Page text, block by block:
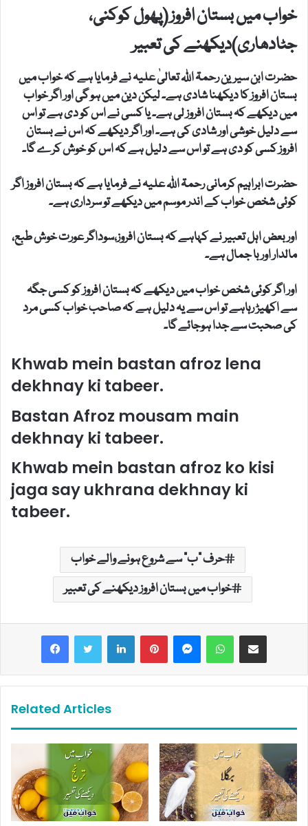
خواب میں بستان افروز (پھول کوکنی،
جٹادھاری)دیکھنے کی تعبیر
حضرت ابن سیرین رحمۃ اللہ تعالیٰ علیہ نے فرمایا ہے کہ خواب میں
بستان افروز کا دیکھنا شادی ہے۔ لیکن دین میں ہو گی اور اگر خواب
میں دیکھے کہ بستان افروز لی ہے۔ یا کسی نے اس کو دی ہے تو اس
سے دلیل خوشی اور شادی کی ہے۔ اور اگر دیکھے کہ اس نے بستان
افروز کسی کو دی ہے تو اس سے دلیل ہے کہ اس کو خوش کرے گا۔
حضرت ابراہیم کرمانی رحمۃ اللہ علیہ نے فرمایا ہے کہ بستان افروز اگر
کوئی شخص خواب کے اندر موسم میں دیکھے تو سرداری ہے۔
اور بعض اہل تعبیر نے کہاہے کہ بستان افروز،سوداگر عورت خوش طبع،
مالدار اور با جمال ہے۔
اور اگر کوئی شخص خواب میں دیکھے کہ بستان افروز کو کسی جگہ
سے اکھیڑ رہاہے تو اس سے یہ دلیل ہے کہ صاحب خواب کسی مرد
کی صحبت سے جدا ہوجائے گا۔
Khwab mein bastan afroz lena
dekhnay ki tabeer.
Bastan Afroz mousam main
dekhnay ki tabeer.
Khwab mein bastan afroz ko kisi
jaga say ukhrana dekhnay ki
tabeer.
حرف "ب" سے شروع ہونے والے خواب
خواب میں بستان افروز دیکھنے کی تعبیر
LinkedInPinterestMessengerWhatsAppShare via Email
Related Articles